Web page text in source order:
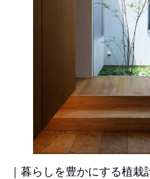
｜暮らしを豊かにする植栽